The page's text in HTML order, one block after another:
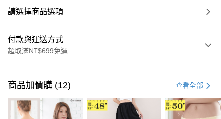
請選擇商品選項
付款與運送方式
超取滿NT$699免運
信用卡一次付款
超商取貨付款
商品加價購 (12) 查看全部